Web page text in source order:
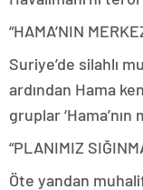
“HAMA’NIN
Suriye’de silahlı
ardından Hama
gruplar ‘Hama’nın
“PLANIMIZ
Öte yandan